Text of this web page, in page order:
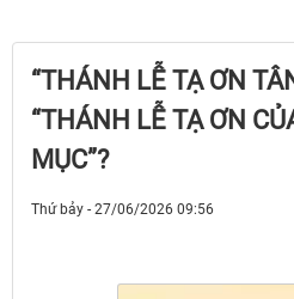
“THÁNH LỄ TẠ ƠN
“THÁNH LỄ TẠ ƠN
MỤC”?
Thứ bảy - 27/06/2026 09:56